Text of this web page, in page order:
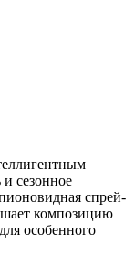
сезонное
спрей-
композицию
особенного